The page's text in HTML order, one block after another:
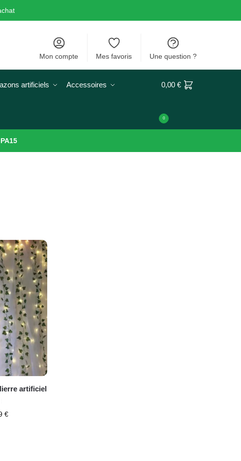
Mon compte Mes favoris Une question ?
artificiels Accessoires 0,00 €
0
artificiel
€